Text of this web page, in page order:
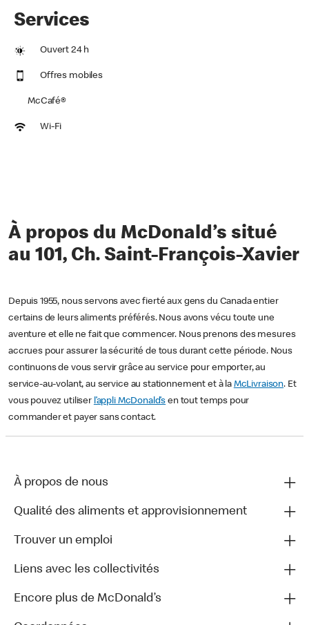
Services
Ouvert 24 h
Offres mobiles
McCafé®
Wi-Fi
À propos du McDonald’s situé
au 101, Ch. Saint-François-Xavier
Depuis 1955, nous servons avec fierté aux gens du Canada entier
certains de leurs aliments préférés. Nous avons vécu toute une
aventure et elle ne fait que commencer. Nous prenons des mesures
accrues pour assurer la sécurité de tous durant cette période. Nous
continuons de vous servir grâce au service pour emporter, au
service-au-volant, au service au stationnement et à la McLivraison. Et
vous pouvez utiliser l’appli McDonald’s en tout temps pour
commander et payer sans contact.
À propos de nous
Qualité des aliments et approvisionnement
Trouver un emploi
Liens avec les collectivités
Encore plus de McDonald’s